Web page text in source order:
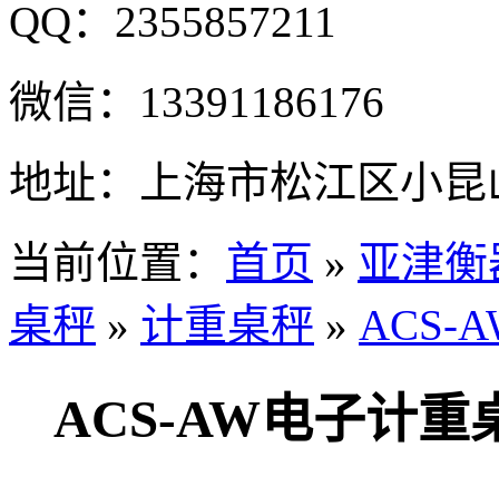
QQ： 2355857211
微信： 13391186176
地址：
上海市松江区小
当前位置： 首页 » 亚津
桌秤 » 计重桌秤 » ACS-
ACS-AW电子计重